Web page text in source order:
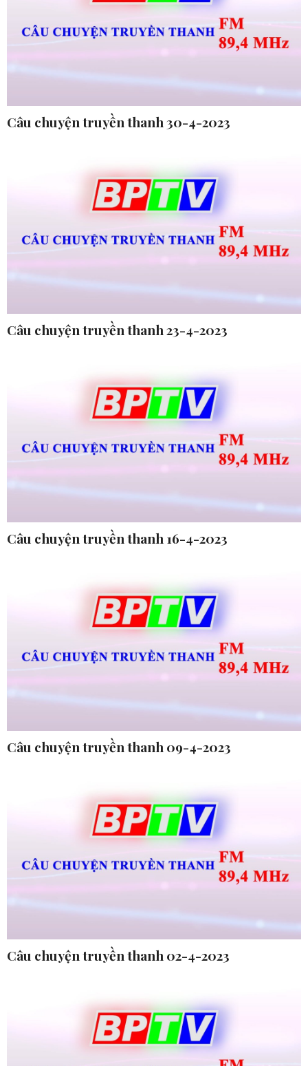
Câu chuyện truyền thanh 30-4-2023
Câu chuyện truyền thanh 23-4-2023
Câu chuyện truyền thanh 16-4-2023
Câu chuyện truyền thanh 09-4-2023
Câu chuyện truyền thanh 02-4-2023